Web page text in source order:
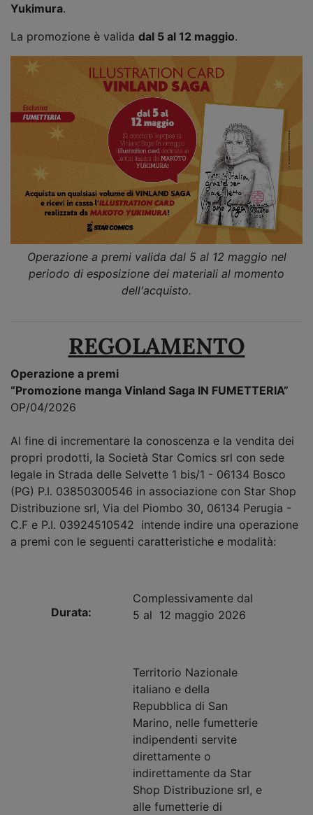
Yukimura.
La promozione è valida dal 5 al 12 maggio.
Operazione a premi valida dal 5 al 12 maggio nel
periodo di esposizione dei materiali al momento
dell'acquisto.
REGOLAMENTO
Operazione a premi
“Promozione manga Vinland Saga IN FUMETTERIA”
OP/04/2026
Al fine di incrementare la conoscenza e la vendita dei
propri prodotti, la Società Star Comics srl con sede
legale in Strada delle Selvette 1 bis/1 - 06134 Bosco
(PG) P.I. 03850300546 in associazione con Star Shop
Distribuzione srl, Via del Piombo 30, 06134 Perugia -
C.F e P.I. 03924510542 intende indire una operazione
a premi con le seguenti caratteristiche e modalità:
Durata:
Complessivamente dal
5 al 12 maggio 2026
Territorio Nazionale
italiano e della
Repubblica di San
Marino, nelle fumetterie
indipendenti servite
direttamente o
indirettamente da Star
Shop Distribuzione srl, e
alle fumetterie di